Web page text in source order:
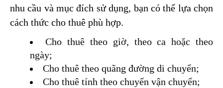
nhu cầu và mục đích sử dụng, bạn có thể lựa chọn
cách thức cho thuê phù hợp.
Cho thuê theo giờ, theo ca hoặc theo
ngày;
Cho thuê theo quãng đường di chuyển;
Cho thuê tính theo chuyến vận chuyển;